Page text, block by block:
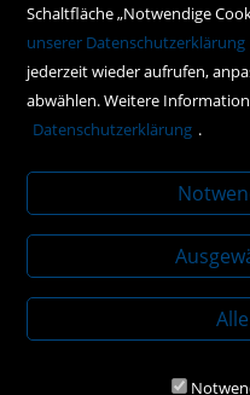
Policy
AGBs
Impressum
Datenschutz
Schaltfläche „Notwendige
unserer Datenschutzerklärung
jederzeit wieder aufrufen,
abwählen. Weitere
Datenschutzerklärung .